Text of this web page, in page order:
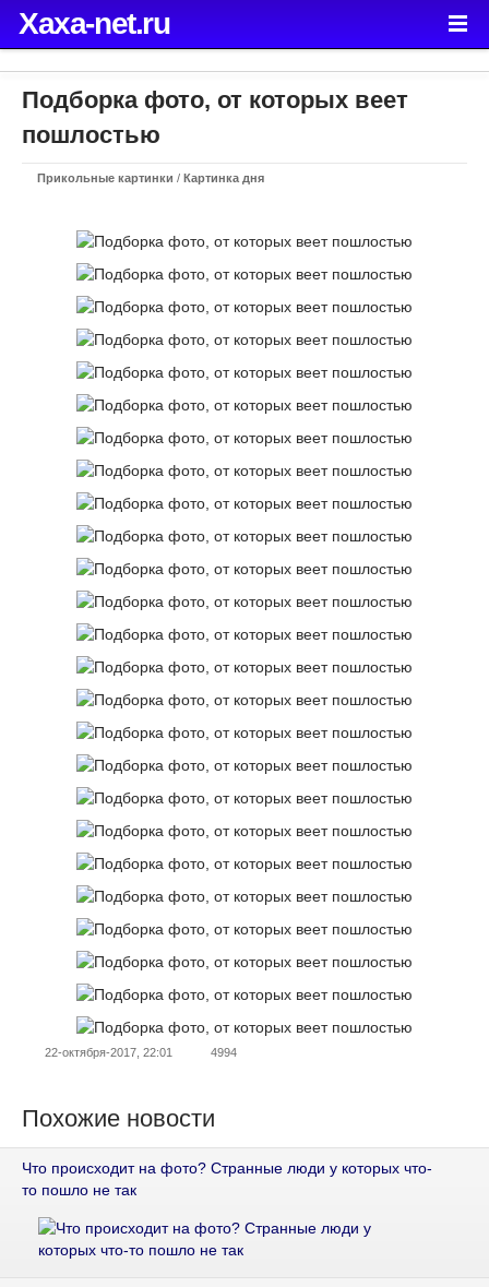
Xaxa-net.ru
Подборка фото, от которых веет
пошлостью
Прикольные картинки / Картинка дня
22-октября-2017, 22:01 4994
Похожие новости
Что происходит на фото? Странные люди у которых что-
то пошло не так